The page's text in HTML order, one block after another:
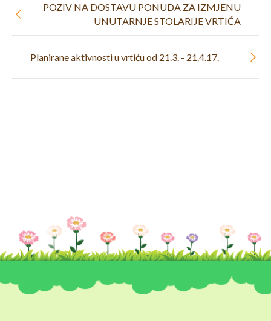
Planirane aktivnosti u vrtiću od 21.3. - 21.4.17.
POZIV NA DOSTAVU PONUDA ZA IZMJENU
UNUTARNJE STOLARIJE VRTIĆA